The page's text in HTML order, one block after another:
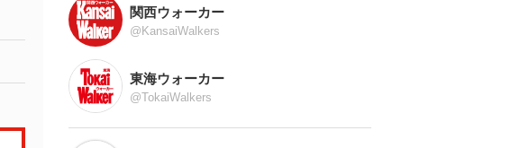
関西ウォーカー
@KansaiWalkers
東海ウォーカー
@TokaiWalkers